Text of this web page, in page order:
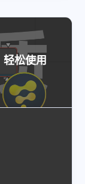
松使用